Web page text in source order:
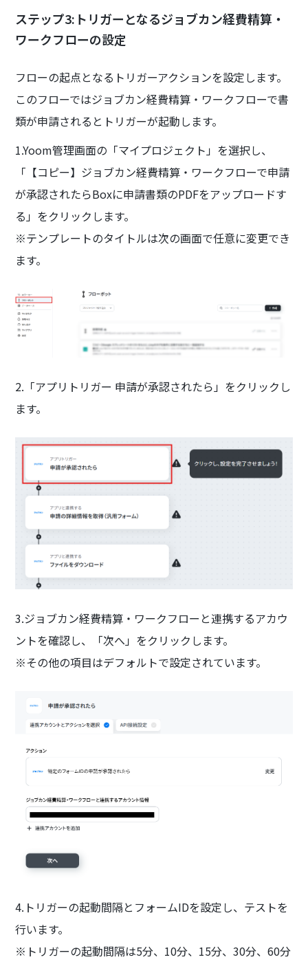
ステップ3:トリガーとなるジョブカン経費精算・
ワークフローの設定
フローの起点となるトリガーアクションを設定します。
このフローではジョブカン経費精算・ワークフローで書
類が申請されるとトリガーが起動します。
1.Yoom管理画面の「マイプロジェクト」を選択し、
「【コピー】ジョブカン経費精算・ワークフローで申請
が承認されたらBoxに申請書類のPDFをアップロードす
る」をクリックします。
※テンプレートのタイトルは次の画面で任意に変更でき
ます。
2.「アプリトリガー 申請が承認されたら」をクリックし
ます。
3.ジョブカン経費精算・ワークフローと連携するアカウ
ントを確認し、「次へ」をクリックします。
※その他の項目はデフォルトで設定されています。
4.トリガーの起動間隔とフォームIDを設定し、テストを
行います。
※トリガーの起動間隔は5分、10分、15分、30分、60分